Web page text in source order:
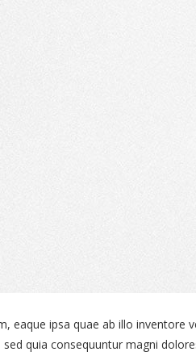
eaque ipsa quae ab illo inventore
quia consequuntur magni